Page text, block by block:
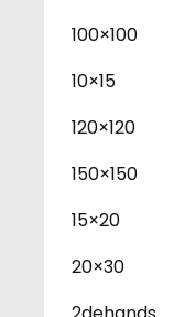
100×100
10×15
120×120
150×150
15×20
20×30